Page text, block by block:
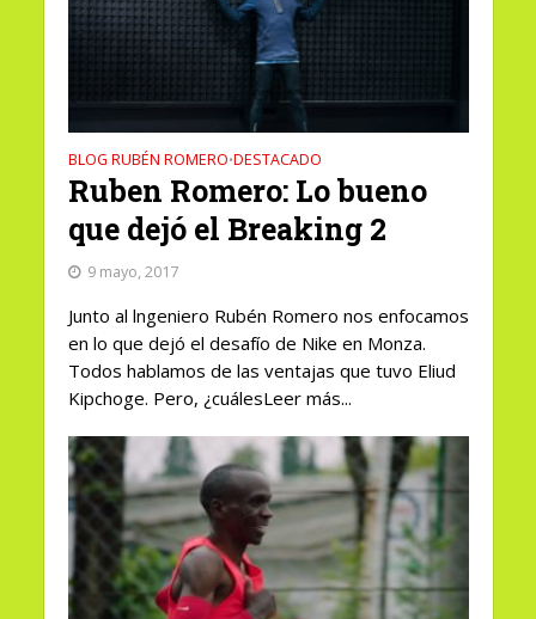
BLOG RUBÉN ROMERO•DESTACADO
Ruben Romero: Lo bueno
que dejó el Breaking 2
9 mayo, 2017
Junto al lngeniero Rubén Romero nos enfocamos
en lo que dejó el desafío de Nike en Monza.
Todos hablamos de las ventajas que tuvo Eliud
Kipchoge. Pero, ¿cuálesLeer más...